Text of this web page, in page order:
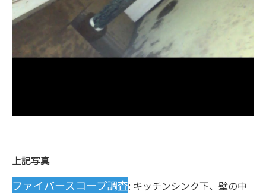
上記写真
ファイバースコープ調査: キッチンシンク下、壁の中